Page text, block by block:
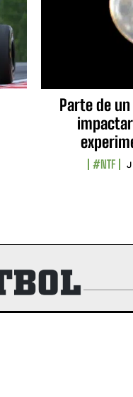
Parte de
#NTF